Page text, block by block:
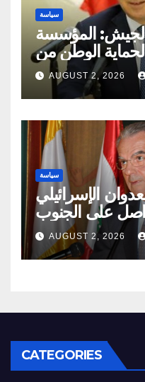
سياسة
المؤسسة
لحماية الوطن من
الدّاخل والخارج
AUGUST 2, 2026
سياسة
الإسرائيلي
على الجنوب
AUGUST 2, 2026
CATEGORIES